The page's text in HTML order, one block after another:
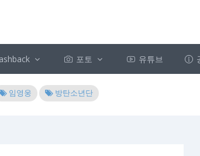
포토 유튜브
임영웅 방탄소년단